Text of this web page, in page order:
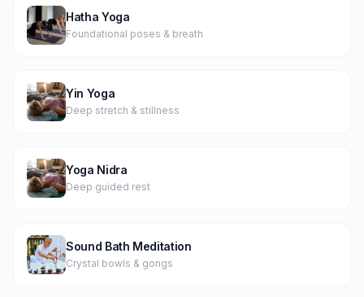
Hatha Yoga
Foundational poses & breath
Yin Yoga
Deep stretch & stillness
Yoga Nidra
Deep guided rest
Sound Bath Meditation
Crystal bowls & gongs